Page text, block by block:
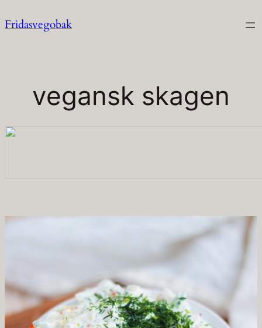
till
Fridasvegobak
vegansk skagen